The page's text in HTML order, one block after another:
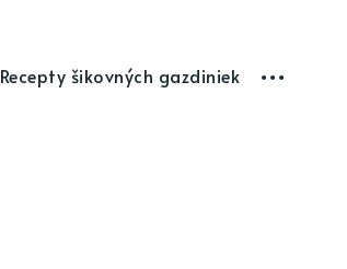
Recepty šikovných gazdiniek